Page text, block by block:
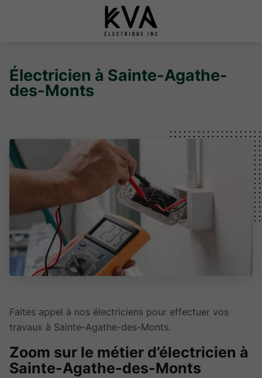
Électricien à Sainte-Agathe-
des-Monts
Faites appel à nos électriciens pour effectuer vos
travaux à Sainte-Agathe-des-Monts.
Zoom sur le métier d’électricien à
Sainte-Agathe-des-Monts